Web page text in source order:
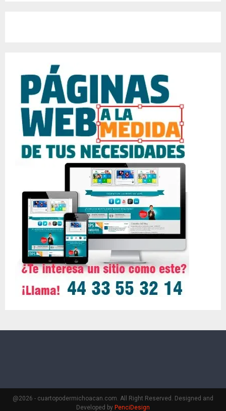
@2026 - cuartopodermichoacan.com. All Right Reserved. Designed and
Developed by PenciDesign